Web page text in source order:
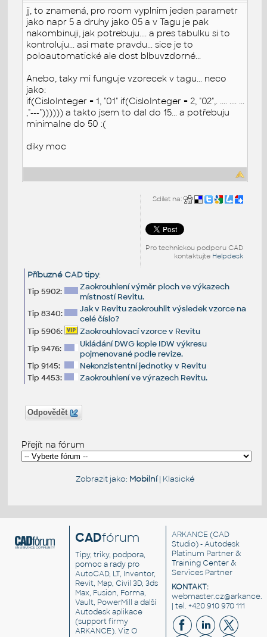
jj, to znamená, pro room vyplnim jeden parametr
jako napr 5 a druhy jako 05 a v Tagu je pak
nakombinuji, jak potrebuju.... a pres tabulku si to
kontroluju... asi mate pravdu... sice je to
poloautomatické ale dost blbuvzdorné...
Anebo, taky mi funguje vzorecek v tagu... neco
jako:
if(CisloInteger = 1, "01" if(CisloInteger = 2, "02",. .... .... ...
,"---")))))) a takto jsem to dal do 15... a potřebuju
minimalne do 50 :(
diky moc
Sdílet na:
Pro technickou podporu CAD
kontaktujte Helpdesk
Příbuzné CAD tipy:
Tip 5902:
Zaokrouhlení výměr ploch ve výkazech
místností Revitu.
Tip 8340:
Jak v Revitu zaokrouhlit výsledek vzorce na
celé číslo?
Tip 5906:
Zaokrouhlovací vzorce v Revitu
Tip 9476:
Ukládání DWG kopie IDW výkresu
pojmenované podle revize.
Tip 9145:
Nekonzistentní jednotky v Revitu
Tip 4453:
Zaokrouhlení ve výrazech Revitu.
Odpovědět
Přejít na fórum
Zobrazit jako: Mobilní| Klasické
CADfórum
Tipy, triky, podpora,
pomoc a rady pro
AutoCAD, LT, Inventor,
Revit, Map, Civil 3D, 3ds
Max, Fusion, Forma,
Vault, PowerMill a další
Autodesk aplikace
(support firmy
ARKANCE). VizO
ARKANCE (CAD
Studio) - Autodesk
Platinum Partner &
Training Center &
Services Partner
KONTAKT:
| tel. +420 910 970 111